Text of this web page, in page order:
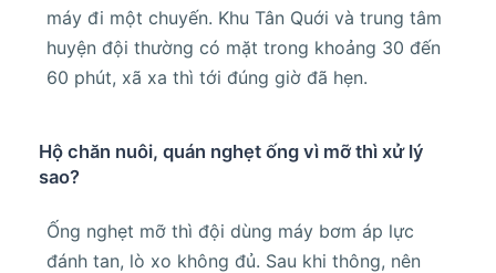
máy đi một chuyến. Khu Tân Quới và trung tâm
huyện đội thường có mặt trong khoảng 30 đến
60 phút, xã xa thì tới đúng giờ đã hẹn.
Hộ chăn nuôi, quán nghẹt ống vì mỡ thì xử lý
sao?
Ống nghẹt mỡ thì đội dùng máy bơm áp lực
đánh tan, lò xo không đủ. Sau khi thông, nên